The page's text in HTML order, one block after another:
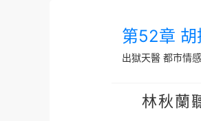
第52章 胡
出獄天醫 都市情感
林秋蘭